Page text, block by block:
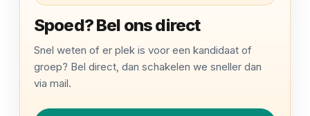
Spoed? Bel ons direct
Snel weten of er plek is voor een kandidaat of
groep? Bel direct, dan schakelen we sneller dan
via mail.